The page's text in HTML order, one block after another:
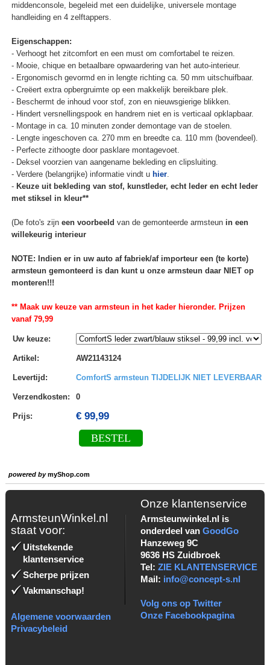
middenconsole, begeleid met een duidelijke, universele montage
handleiding en 4 zelftappers.
Eigenschappen:
- Verhoogt het zitcomfort en een must om comfortabel te reizen.
- Mooie, chique en betaalbare opwaardering van het auto-interieur.
- Ergonomisch gevormd en in lengte richting ca. 50 mm uitschuifbaar.
- Creëert extra opbergruimte op een makkelijk bereikbare plek.
- Beschermt de inhoud voor stof, zon en nieuwsgierige blikken.
- Hindert versnellingspook en handrem niet en is verticaal opklapbaar.
- Montage in ca. 10 minuten zonder demontage van de stoelen.
- Lengte ingeschoven ca. 270 mm en breedte ca. 110 mm (bovendeel).
- Perfecte zithoogte door pasklare montagevoet.
- Deksel voorzien van aangename bekleding en clipsluiting.
- Verdere (belangrijke) informatie vindt u hier.
- Keuze uit bekleding van stof, kunstleder, echt leder en echt leder
met stiksel in kleur**
(De foto's zijn een voorbeeld van de gemonteerde armsteun in een
willekeurig interieur
NOTE: Indien er in uw auto af fabriek/af importeur een (te korte)
armsteun gemonteerd is dan kunt u onze armsteun daar NIET op
monteren!!!
** Maak uw keuze van armsteun in het kader hieronder. Prijzen
vanaf 79,99
Uw keuze:
Artikel : AW21143124
Levertijd : ComfortS armsteun TIJDELIJK NIET LEVERBAAR
Verzendkosten: 0
Prijs: € 99,99
BESTEL
powered bymyShop.com
ArmsteunWinkel.nl
staat voor:
Uitstekende
klantenservice
Scherpe prijzen
Vakmanschap!
Algemene voorwaarden
Privacybeleid
Onze klantenservice
Armsteunwinkel.nl is
onderdeel van GoodGo
Hanzeweg 9C
9636 HS Zuidbroek
Tel: ZIE KLANTENSERVICE
Mail: info@concept-s.nl
Volg ons op Twitter
Onze Facebookpagina